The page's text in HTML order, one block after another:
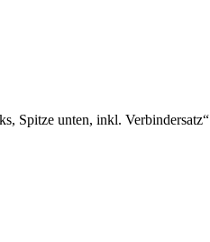
Spitze unten, inkl. Verbindersatz“